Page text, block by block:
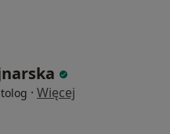
· Więcej